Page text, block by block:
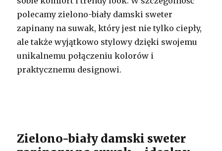
polecamy zielono-biały damski sweter
zapinany na suwak, który jest nie tylko ciepły,
ale także wyjątkowo stylowy dzięki swojemu
unikalnemu połączeniu kolorów i
praktycznemu designowi.
Zielono-biały damski sweter